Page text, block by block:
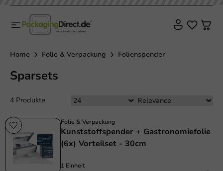
Home Folie & Verpackung Folienspender
Sparsets
4 Produkte
Folie & Verpackung
Kunststoffspender + Gastronomiefolie
(6x) Vorteilset - 30cm
1 Einheit